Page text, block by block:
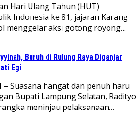
Hari Ulang Tahun (HUT)
Indonesia ke 81, jajaran Karang
menggelar aksi gotong royong…
Buruh di Rulung Raya Diganjar
Egi
– Suasana hangat dan penuh haru
Bupati Lampung Selatan, Radityo
meninjau pelaksanaan…